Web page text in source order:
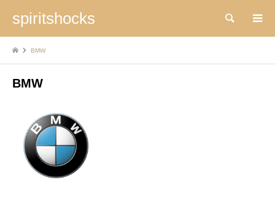
spiritshocks 検索
BMW
BMW